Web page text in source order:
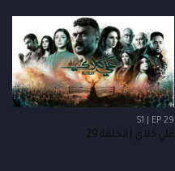
S1 | EP 29
علي كلاي | الحلقة 29